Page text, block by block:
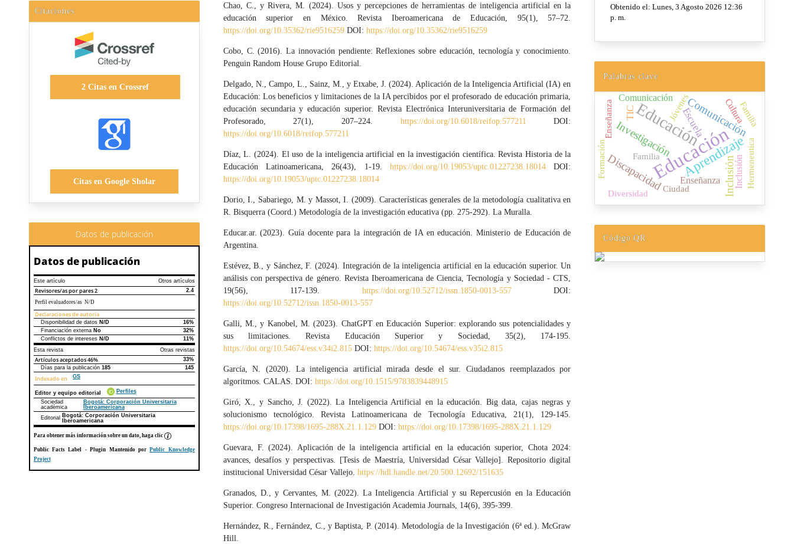
Citaciones
2Citas en Crossref
Citas en Google Sholar
Datos de publicación
Datos de publicación
Este artículo Otros artículos
Revisores/as por pares2
2.4
Perfil evaluadores/as N/D
Declaraciones de autoría
Declaraciones de autoríaEste artículo
Disponibilidad de datos N/D
16%
Financiación externa No
32%
Conflictos de intereses N/D
11%
Esta revista
Otras revistas
Artículos aceptados46%
33%
Días para la publicación 185 145
Indexado en GS
Editor y equipo editorial
Perfiles
Sociedad
académica
Bogotá: Corporación Universitaria
Iberoamericana
Editorial
Bogotá: Corporación Universitaria
Iberoamericana
Para obtener más información sobre un dato, haga clic
Public Facts Label - Plugin Mantenido porPublic Knowledge
Project
Chao, C., y Rivera, M. (2024). Usos y percepciones de herramientas de inteligencia artificial en la
educación superior en México. Revista Iberoamericana de Educación, 95(1), 57–72.
https://doi.org/10.35362/rie9516259DOI: https://doi.org/10.35362/rie9516259
Cobo, C. (2016). La innovación pendiente: Reflexiones sobre educación, tecnología y conocimiento.
Penguin Random House Grupo Editorial.
Delgado, N., Campo, L., Sainz, M., y Etxabe, J. (2024). Aplicación de la Inteligencia Artificial (IA) en
Educación: Los beneficios y limitaciones de la IA percibidos por el profesorado de educación primaria,
educación secundaria y educación superior. Revista Electrónica Interuniversitaria de Formación del
Profesorado, 27(1), 207–224. https://doi.org/10.6018/reifop.577211
DOI:
https://doi.org/10.6018/reifop.577211
Díaz, L. (2024). El uso de la inteligencia artificial en la investigación científica. Revista Historia de la
Educación Latinoamericana, 26(43), 1-19. https://doi.org/10.19053/uptc.01227238.18014DOI:
https://doi.org/10.19053/uptc.01227238.18014
Dorio, I., Sabariego, M. y Massot, I. (2009). Características generales de la metodología cualitativa en
R. Bisquerra (Coord.) Metodología de la investigación educativa (pp. 275-292). La Muralla.
Educar.ar. (2023). Guía docente para la integración de IA en educación. Ministerio de Educación de
Argentina.
Estévez, B., y Sánchez, F. (2024). Integración de la inteligencia artificial en la educación superior. Un
análisis con perspectiva de género. Revista Iberoamericana de Ciencia, Tecnología y Sociedad - CTS,
19(56), 117-139. https://doi.org/10.52712/issn.1850-0013-557DOI:
https://doi.org/10.52712/issn.1850-0013-557
Galli, M., y Kanobel, M. (2023). ChatGPT en Educación Superior: explorando sus potencialidades y
sus limitaciones. Revista Educación Superior y Sociedad, 35(2), 174-195.
https://doi.org/10.54674/ess.v34i2.815DOI: https://doi.org/10.54674/ess.v35i2.815
García, N. (2020). La inteligencia artificial mirada desde el sur. Ciudadanos reemplazados por
algoritmos. CALAS. DOI: https://doi.org/10.1515/9783839448915
Giró, X., y Sancho, J. (2022). La Inteligencia Artificial en la educación. Big data, cajas negras y
solucionismo tecnológico. Revista Latinoamericana de Tecnología Educativa, 21(1), 129-145.
https://doi.org/10.17398/1695-288X.21.1.129DOI: https://doi.org/10.17398/1695-288X.21.1.129
Guevara, F. (2024). Aplicación de la inteligencia artificial en la educación superior, Chota 2024:
avances, desafíos y perspectivas. [Tesis de Maestría, Universidad César Vallejo]. Repositorio digital
institucional Universidad César Vallejo. https://hdl.handle.net/20.500.12692/151635
Granados, D., y Cervantes, M. (2022). La Inteligencia Artificial y su Repercusión en la Educación
Superior. Congreso Internacional de Investigación Academia Journals, 14(6), 395-399.
Hernández, R., Fernández, C., y Baptista, P. (2014). Metodología de la Investigación (6ª ed.). McGraw
Hill.
Palabras clave
Educación
Educación
Aprendizaje
Comunicación
Discapacidad
Investigación
Inclusión
Escuela
Inclusión
Enseñanza
Comunicación
TIC
Familia
Formación
Cultura
Enseñanza Familia
Hermeneutica
Ciudad
Jóvenes
Diversidad
Código QR